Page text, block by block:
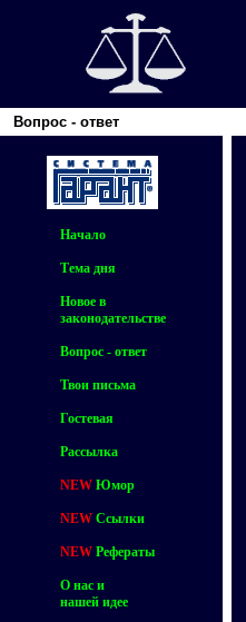
Вопрос - ответ
Начало
Тема дня
Новое в
законодательстве
Вопрос - ответ
Твои письма
Гостевая
Рассылка
NEW Юмор
NEW Ссылки
NEW Рефераты
О нас и
нашей идее